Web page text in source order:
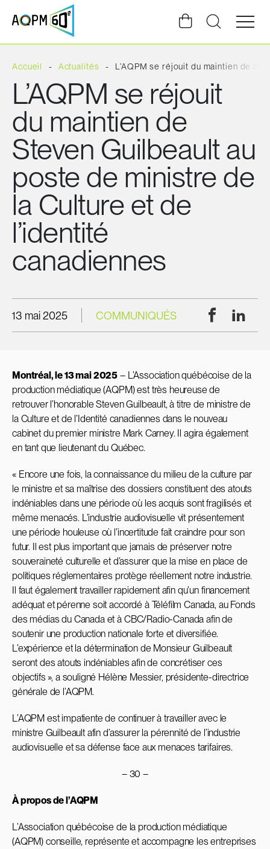
Ouvrir
la
du
Accueil Actualités L’AQPM se réjouit du maintien de
L’AQPM se réjouit
du maintien de
Steven Guilbeault au
poste de ministre de
la Culture et de
l’identité
canadiennes
13 mai 2025 COMMUNIQUÉS Facebook
Montréal, le 13 mai 2025 – L’Association québécoise de la
production médiatique (AQPM) est très heureuse de
retrouver l’honorable Steven Guilbeault, à titre de ministre de
la Culture et de l’Identité canadiennes dans le nouveau
cabinet du premier ministre Mark Carney. Il agira également
en tant que lieutenant du Québec.
« Encore une fois, la connaissance du milieu de la culture par
le ministre et sa maîtrise des dossiers constituent des atouts
indéniables dans une période où les acquis sont fragilisés et
même menacés. L’industrie audiovisuelle vit présentement
une période houleuse où l’incertitude fait craindre pour son
futur. Il est plus important que jamais de préserver notre
souveraineté culturelle et d’assurer que la mise en place de
politiques réglementaires protège réellement notre industrie.
Il faut également travailler rapidement afin qu’un financement
adéquat et pérenne soit accordé à Téléfilm Canada, au Fonds
des médias du Canada et à CBC/Radio-Canada afin de
soutenir une production nationale forte et diversifiée.
L’expérience et la détermination de Monsieur Guilbeault
seront des atouts indéniables afin de concrétiser ces
objectifs », a souligné Hélène Messier, présidente-directrice
générale de l’AQPM.
L’AQPM est impatiente de continuer à travailler avec le
ministre Guilbeault afin d’assurer la pérennité de l’industrie
audiovisuelle et sa défense face aux menaces tarifaires.
– 30 –
À propos de l’AQPM
L’Association québécoise de la production médiatique
(AQPM) conseille, représente et accompagne les entreprises